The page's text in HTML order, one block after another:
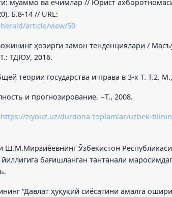
муаммо ва ечимлар // Юрист
Б.8-14 // URL:
article/view/50
ҳозирги замон тенденциялари /
ТДЮУ, 2016.
теории государства и права в 3-х Т. Т.2.
и прогнозирование. −Т., 2008.
https://ziyouz.uz/durdona-toplamlar/uzbek-
Ш.М.Мирзиёевнинг Ўзбекистон
бағишланган тантанали
“Давлат ҳуқуқий сиёсатини амалга